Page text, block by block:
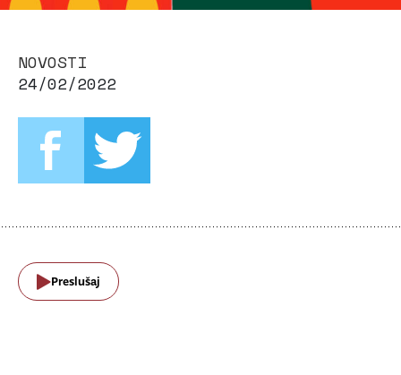
NOVOSTI
24/02/2022
Preslušaj